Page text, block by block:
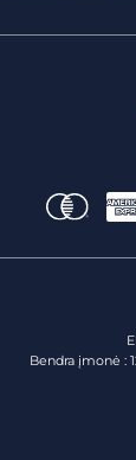
Bendra įmonė :